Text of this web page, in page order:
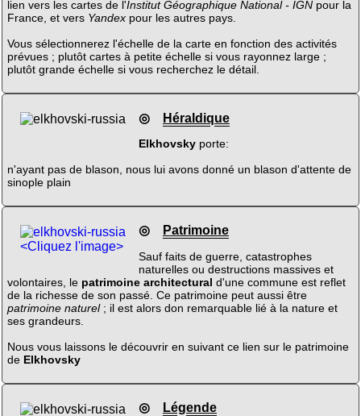
lien vers les cartes de l'Institut Géographique National - IGNpour la
France, et vers Yandexpour les autres pays.
Vous sélectionnerez l'échelle de la carte en fonction des activités
prévues ; plutôt cartes à petite échelle si vous rayonnez large ;
plutôt grande échelle si vous recherchez le détail.
◎ Héraldique
Elkhovskyporte:
n'ayant pas de blason, nous lui avons donné un blason d'attente de
sinople plain
<Cliquez l'image>
◎ Patrimoine
Sauf faits de guerre, catastrophes
naturelles ou destructions massives et
volontaires, le patrimoine architectural d'une commune est reflet
de la richesse de son passé. Ce patrimoine peut aussi être
patrimoine naturel; il est alors don remarquable lié à la nature et
ses grandeurs.
Nous vous laissons le découvrir en suivant ce lien sur le patrimoine
de Elkhovsky
◎ Légende